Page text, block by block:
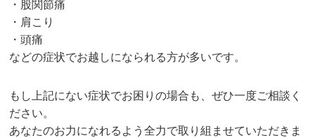
・股関節痛
・肩こり
・頭痛
などの症状でお越しになられる方が多いです。
もし上記にない症状でお困りの場合も、ぜひ一度ご相談く
ださい。
あなたのお力になれるよう全力で取り組ませていただきま